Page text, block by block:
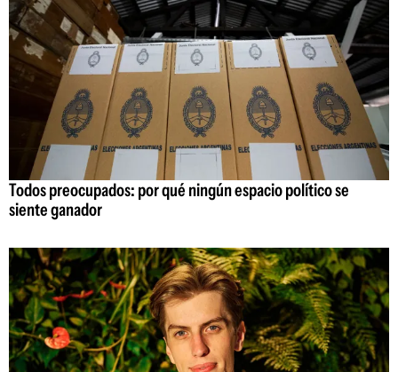
Todos preocupados: por qué ningún espacio político se
siente ganador